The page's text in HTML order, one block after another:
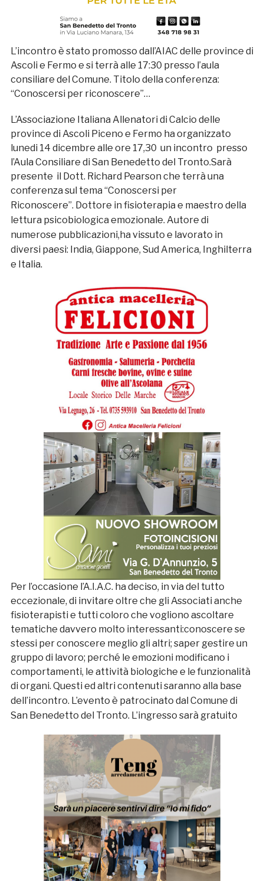
L’incontro è stato promosso dall’AIAC delle province di
Ascoli e Fermo e si terrà alle 17:30 presso l’aula
consiliare del Comune. Titolo della conferenza:
“Conoscersi per riconoscere”…
L’Associazione Italiana Allenatori di Calcio delle
province di Ascoli Piceno e Fermo ha organizzato
lunedi 14 dicembre alle ore 17,30 un incontro presso
l’Aula Consiliare di San Benedetto del Tronto.Sarà
presente il Dott. Richard Pearson che terrà una
conferenza sul tema “Conoscersi per
Riconoscere”. Dottore in fisioterapia e maestro della
lettura psicobiologica emozionale. Autore di
numerose pubblicazioni,ha vissuto e lavorato in
diversi paesi: India, Giappone, Sud America, Inghilterra
e Italia.
Per l’occasione l’A.I.A.C. ha deciso, in via del tutto
eccezionale, di invitare oltre che gli Associati anche
fisioterapisti e tutti coloro che vogliono ascoltare
tematiche davvero molto interessanti:conoscere se
stessi per conoscere meglio gli altri; saper gestire un
gruppo di lavoro; perché le emozioni modificano i
comportamenti, le attività biologiche e le funzionalità
di organi. Questi ed altri contenuti saranno alla base
dell’incontro. L’evento è patrocinato dal Comune di
San Benedetto del Tronto. L’ingresso sarà gratuito